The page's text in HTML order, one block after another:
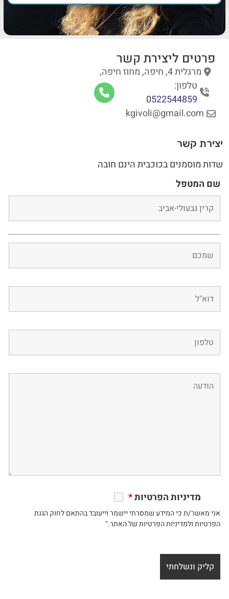
פרטים ליצירת קשר
מרגלית 4, חיפה, מחוז חיפה,
טלפון:
0522544859
kgivoli@gmail.com
יצירת קשר
שדות מוסמנים בכוכבית הינם חובה
שם המטפל
מדיניות הפרטיות*
אני מאשר/ת כי המידע שמסרתי יישמר וייעובד בהתאם לחוק הגנת
הפרטיות ולמדיניות הפרטיות של האתר."